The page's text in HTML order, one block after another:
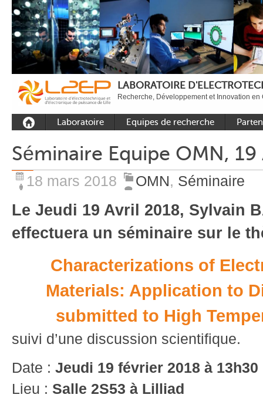
LABORATOIRE
Recherche, Développement et Innovation en
Laboratoire
Outils et moyens
expérimentaux
Plateformes
Rayonnement
Carbon Care
Equipes de recherche
Equipe Electronique de
puissance
Equipe Outils et
Equipe Réseaux
Séminaire Equipe OMN,
18 mars 2018 OMN, Séminaire
Le Jeudi 19 Avril 2018, Sylvain
effectuera un séminaire sur le
Characterizations of
Materials: Application to
submitted to High
suivi d’une discussion scientifique.
Date : Jeudi 19 février 2018 à 13h30
Lieu : Salle 2S53 à Lilliad